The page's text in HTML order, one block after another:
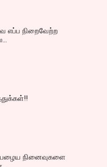
எப்ப நிறைவேற்ற
பழைய நினைவுகளை